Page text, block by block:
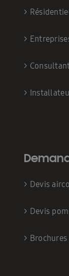
>
>
>
>
> Devis airco
> Devis
> Brochures